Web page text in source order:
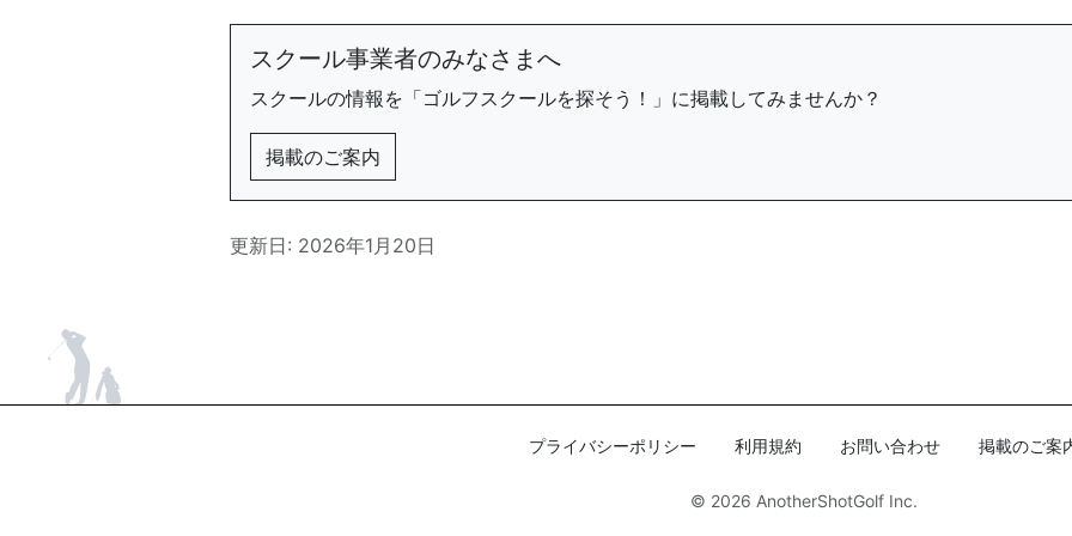
スクール事業者のみなさまへ
スクールの情報を「ゴルフスクールを探そう！」に掲載してみませんか？
掲載のご案内
更新日: 2026年1月20日
プライバシーポリシー 利用規約 お問い合わせ 掲載のご案
© 2026 AnotherShotGolf Inc.